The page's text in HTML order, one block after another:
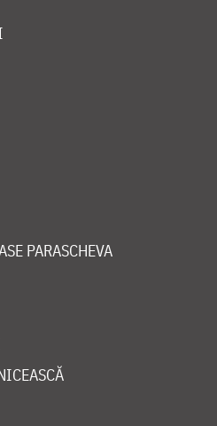
PARASCHEVA